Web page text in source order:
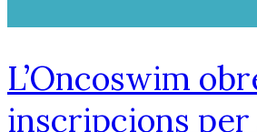
L’Oncoswim
inscripcions per